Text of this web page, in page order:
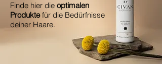
Finde hier die optimalen
Produkte für die Bedürfnisse
deiner Haare.